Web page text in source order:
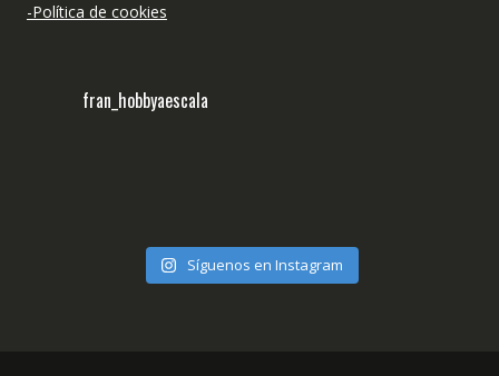
-Política de cookies
fran_hobbyaescala
Síguenos en Instagram